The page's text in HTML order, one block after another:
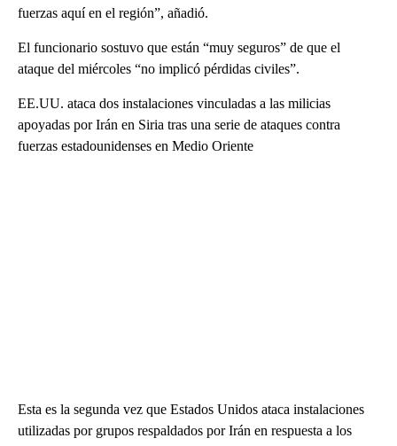
fuerzas aquí en el región”, añadió.
El funcionario sostuvo que están “muy seguros” de que el
ataque del miércoles “no implicó pérdidas civiles”.
EE.UU. ataca dos instalaciones vinculadas a las milicias
apoyadas por Irán en Siria tras una serie de ataques contra
fuerzas estadounidenses en Medio Oriente
Esta es la segunda vez que Estados Unidos ataca instalaciones
utilizadas por grupos respaldados por Irán en respuesta a los